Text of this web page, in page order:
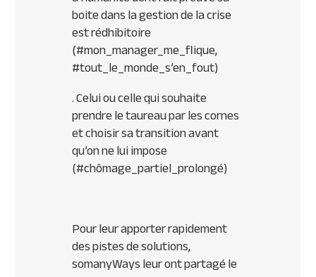
boite dans la gestion de la crise
est rédhibitoire
(#mon_manager_me_flique,
#tout_le_monde_s’en_fout)
. Celui ou celle qui souhaite
prendre le taureau par les cornes
et choisir sa transition avant
qu’on ne lui impose
(#chômage_partiel_prolongé)
Pour leur apporter rapidement
des pistes de solutions,
somanyWays leur ont partagé le